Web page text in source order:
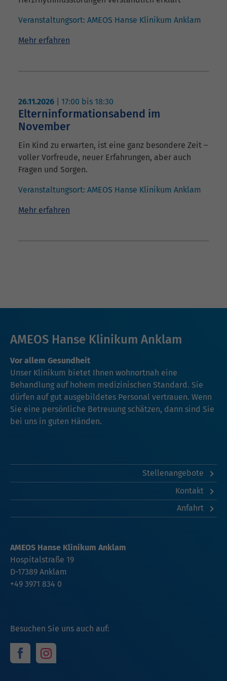
Veranstaltungsort: AMEOS Hanse Klinikum Anklam
Mehr erfahren
26.11.2026 17:00 bis 18:30
Elterninformationsabend im
November
Ein Kind zu erwarten, ist eine ganz besondere Zeit –
voller Vorfreude, neuer Erfahrungen, aber auch
Fragen und Sorgen.
Veranstaltungsort: AMEOS Hanse Klinikum Anklam
Mehr erfahren
AMEOS Hanse Klinikum Anklam
Vor allem Gesundheit
Unser Klinikum bietet Ihnen wohnortnah eine
Behandlung auf hohem medizinischen Standard. Sie
dürfen auf gut ausgebildetes Personal vertrauen. Wenn
Sie eine persönliche Betreuung schätzen, dann sind Sie
bei uns in guten Händen.
Stellenangebote
Kontakt
Anfahrt
Besuchen Sie uns auch auf:
AMEOS Hanse Klinikum Anklam
Hospitalstraße 19
D-17389 Anklam
+49 3971 834 0